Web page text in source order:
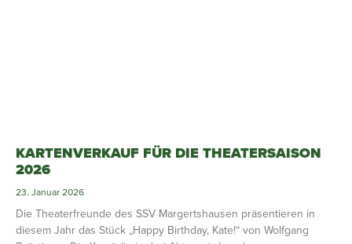
KARTENVERKAUF FÜR DIE THEATERSAISON
2026
23. Januar 2026
Die Theaterfreunde des SSV Margertshausen präsentieren in
diesem Jahr das Stück „Happy Birthday, Kate!“ von Wolfgang